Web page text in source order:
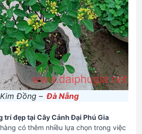
Đồng – Đà Nẵng
trí đẹp tại Cây Cảnh Đại Phú Gia
có thêm nhiều lựa chọn trong việc